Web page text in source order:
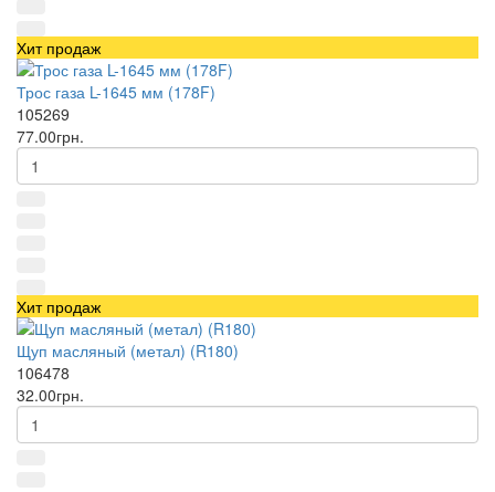
Хит продаж
Трос газа L-1645 мм (178F)
105269
77.00грн.
Хит продаж
Щуп масляный (метал) (R180)
106478
32.00грн.